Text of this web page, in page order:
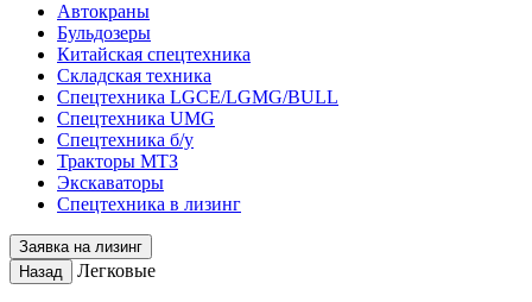
Автокраны
Бульдозеры
Китайская спецтехника
Складская техника
Спецтехника LGCE/LGMG/BULL
Спецтехника UMG
Спецтехника б/у
Тракторы МТЗ
Экскаваторы
Спецтехника в лизинг
Заявка на лизинг
Назад
Легковые